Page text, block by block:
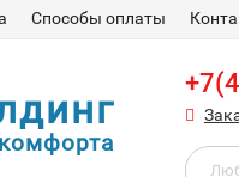
Способы оплаты